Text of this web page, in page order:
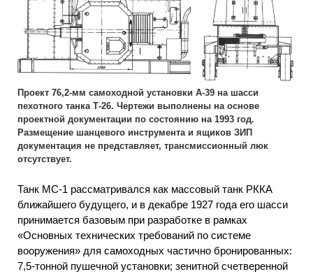
Проект 76,2-мм самоходной установки А-39 на шасси
пехотного танка Т-26. Чертежи выполнены на основе
проектной документации по состоянию на 1993 год.
Размещение шанцевого инструмента и ящиков ЗИП
документация не представляет, трансмиссионный люк
отсутствует.
Танк МС-1 рассматривался как массовый танк РККА
ближайшего будущего, и в декабре 1927 года его шасси
принимается базовым при разработке в рамках
«Основных технических требований по системе
вооружения» для самоходных частично бронированных:
7,5-тонной пушечной установки; зенитной счетверенной